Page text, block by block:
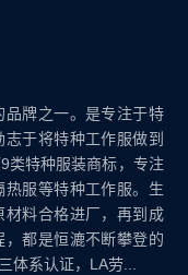
牌之一。是专注于特
于将特种工作服做到
类特种服装商标，专注
服等特种工作服。生
材料合格进厂，再到成
都是恒漉不断攀登的
体系认证，LA劳...